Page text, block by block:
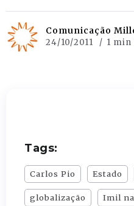
Comunicação
24/10/2011 1
Tags:
Carlos Pio Estado
globalização Imil na